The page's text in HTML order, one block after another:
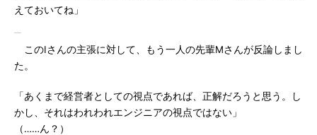
えておいてね」
このIさんの主張に対して、もう一人の先輩Mさんが反論しまし
た。
「あくまで経営者としての視点であれば、正解だろうと思う。し
かし、それはわれわれエンジニアの視点ではない」
（……ん？）